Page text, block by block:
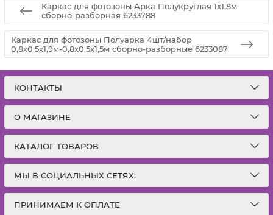
Каркас для фотозоны Арка Полукруглая 1х1,8м
сборно-разборная 6233788
Каркас для фотозоны Полуарка 4шт/набор
0,8х0,5х1,9м-0,8х0,5х1,5м сборно-разборные 6233087
КОНТАКТЫ
О МАГАЗИНЕ
КАТАЛОГ ТОВАРОВ
МЫ В СОЦИАЛЬНЫХ СЕТЯХ:
ПРИНИМАЕМ К ОПЛАТЕ